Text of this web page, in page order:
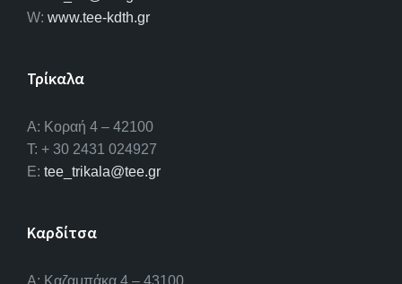
W: www.tee-kdth.gr
Τρίκαλα
Α: Κοραή 4 – 42100
T: + 30 2431 024927
E: tee_trikala@tee.gr
Καρδίτσα